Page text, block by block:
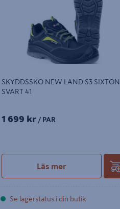
SKYDDSSKO NEW LAND S3 SIXTON
SVART 41
1 699 kr / PAR
Läs mer
Se lagerstatus i din butik